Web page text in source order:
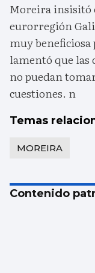
Moreira insisitó
eurorregión
muy
lamentó que las
no puedan
cuestiones. n
Temas
MOREIRA
Contenido